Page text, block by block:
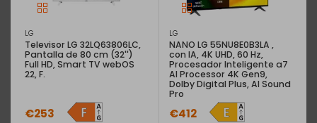
LG
Televisor LG 32LQ63806LC,
Pantalla de 80 cm (32'')
Full HD, Smart TV webOS
22, F.
€253
LG
NANO LG 55NU8E0B3LA ,
con IA, 4K UHD, 60 Hz,
Procesador Inteligente a7
AI Processor 4K Gen9,
Dolby Digital Plus, AI Sound
Pro
€412